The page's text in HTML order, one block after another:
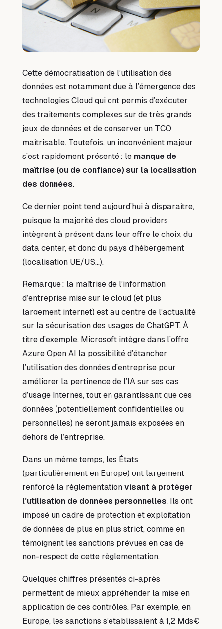
Cette démocratisation de l’utilisation des
données est notamment due à l’émergence des
technologies Cloud qui ont permis d’exécuter
des traitements complexes sur de très grands
jeux de données et de conserver un TCO
maîtrisable. Toutefois, un inconvénient majeur
s’est rapidement présenté : le manque de
maîtrise (ou de confiance) sur la localisation
des données.
Ce dernier point tend aujourd’hui à disparaître,
puisque la majorité des cloud providers
intègrent à présent dans leur offre le choix du
data center, et donc du pays d’hébergement
(localisation UE/US…).
Remarque : la maîtrise de l’information
d’entreprise mise sur le cloud (et plus
largement internet) est au centre de l’actualité
sur la sécurisation des usages de ChatGPT. À
titre d’exemple, Microsoft intègre dans l’offre
Azure Open AI la possibilité d’étancher
l’utilisation des données d’entreprise pour
améliorer la pertinence de l’IA sur ses cas
d’usage internes, tout en garantissant que ces
données (potentiellement confidentielles ou
personnelles) ne seront jamais exposées en
dehors de l’entreprise.
Dans un même temps, les États
(particulièrement en Europe) ont largement
renforcé la règlementation visant à protéger
l’utilisation de données personnelles. Ils ont
imposé un cadre de protection et exploitation
de données de plus en plus strict, comme en
témoignent les sanctions prévues en cas de
non-respect de cette règlementation.
Quelques chiffres présentés ci-après
permettent de mieux appréhender la mise en
application de ces contrôles. Par exemple, en
Europe, les sanctions s’établissaient à 1,2 Mds€